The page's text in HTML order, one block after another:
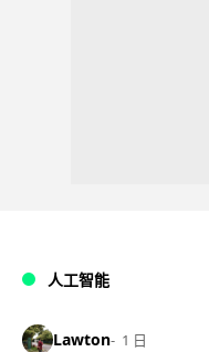
人工智能
Lawton 1 日